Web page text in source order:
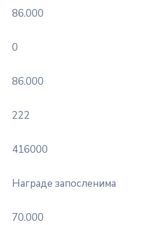
86.000
0
86.000
222
416000
Награде запосленима
70.000